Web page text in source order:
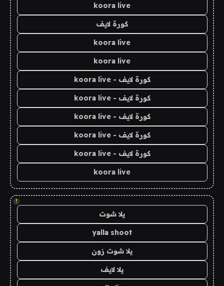
koora live
كورة لايف
koora live
koora live
كورة لايف - koora live
كورة لايف - koora live
كورة لايف - koora live
كورة لايف - koora live
كورة لايف - koora live
koora live
!
يلا شوت
yalla shoot
يلا شوت زون
يلا لايف